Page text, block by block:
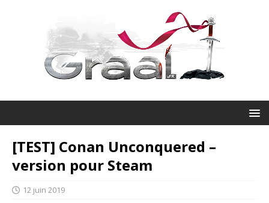
[TEST] Conan Unconquered –
version pour Steam
12 juin 2019